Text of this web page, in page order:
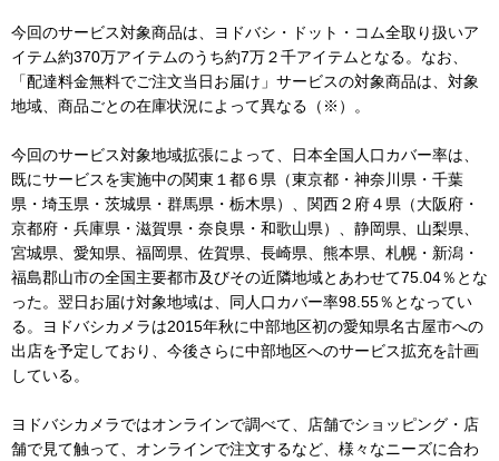
今回のサービス対象商品は、ヨドバシ・ドット・コム全取り扱いア
イテム約370万アイテムのうち約7万２千アイテムとなる。なお、
「配達料金無料でご注文当日お届け」サービスの対象商品は、対象
地域、商品ごとの在庫状況によって異なる（※）。
今回のサービス対象地域拡張によって、日本全国人口カバー率は、
既にサービスを実施中の関東１都６県（東京都・神奈川県・千葉
県・埼玉県・茨城県・群馬県・栃木県）、関西２府４県（大阪府・
京都府・兵庫県・滋賀県・奈良県・和歌山県）、静岡県、山梨県、
宮城県、愛知県、福岡県、佐賀県、長崎県、熊本県、札幌・新潟・
福島郡山市の全国主要都市及びその近隣地域とあわせて75.04％とな
った。翌日お届け対象地域は、同人口カバー率98.55％となってい
る。ヨドバシカメラは2015年秋に中部地区初の愛知県名古屋市への
出店を予定しており、今後さらに中部地区へのサービス拡充を計画
している。
ヨドバシカメラではオンラインで調べて、店舗でショッピング・店
舗で見て触って、オンラインで注文するなど、様々なニーズに合わ